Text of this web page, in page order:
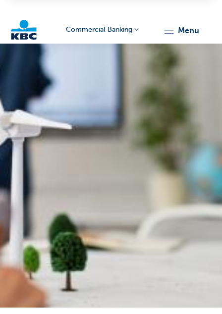
Corporate
Commercial Banking menu